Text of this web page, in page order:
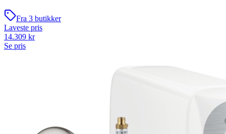
Fra 3 butikker
Laveste pris
14.309 kr
Se pris